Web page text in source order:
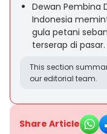
Dewan Pembina
Indonesia
gula petani
terserap di pasar.
This section
our editorial team.
Share Article